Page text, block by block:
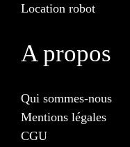
Location robot
A propos
Qui sommes-nous
Mentions légales
CGU